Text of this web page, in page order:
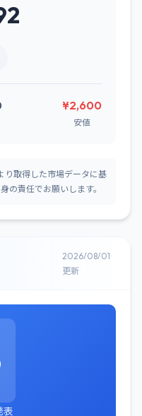
¥2,600
安値
り取得した市場データに基
の責任でお願いします。
2026/08/01
更新
表